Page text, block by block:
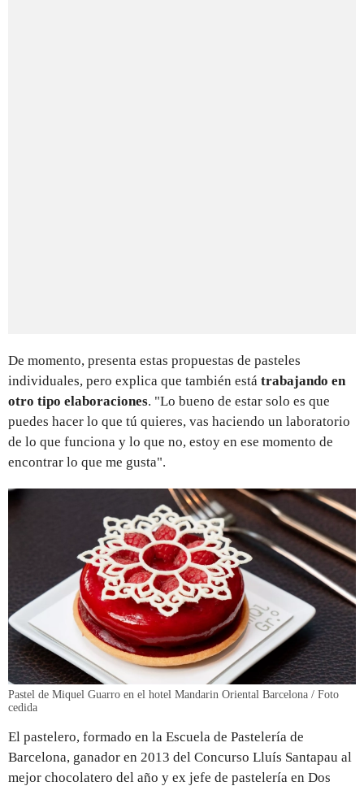
De momento, presenta estas propuestas de pasteles
individuales, pero explica que también está trabajando en
otro tipo elaboraciones. "Lo bueno de estar solo es que
puedes hacer lo que tú quieres, vas haciendo un laboratorio
de lo que funciona y lo que no, estoy en ese momento de
encontrar lo que me gusta".
Pastel de Miquel Guarro en el hotel Mandarin Oriental Barcelona / Foto
cedida
El pastelero, formado en la Escuela de Pastelería de
Barcelona, ganador en 2013 del Concurso Lluís Santapau al
mejor chocolatero del año y ex jefe de pastelería en Dos